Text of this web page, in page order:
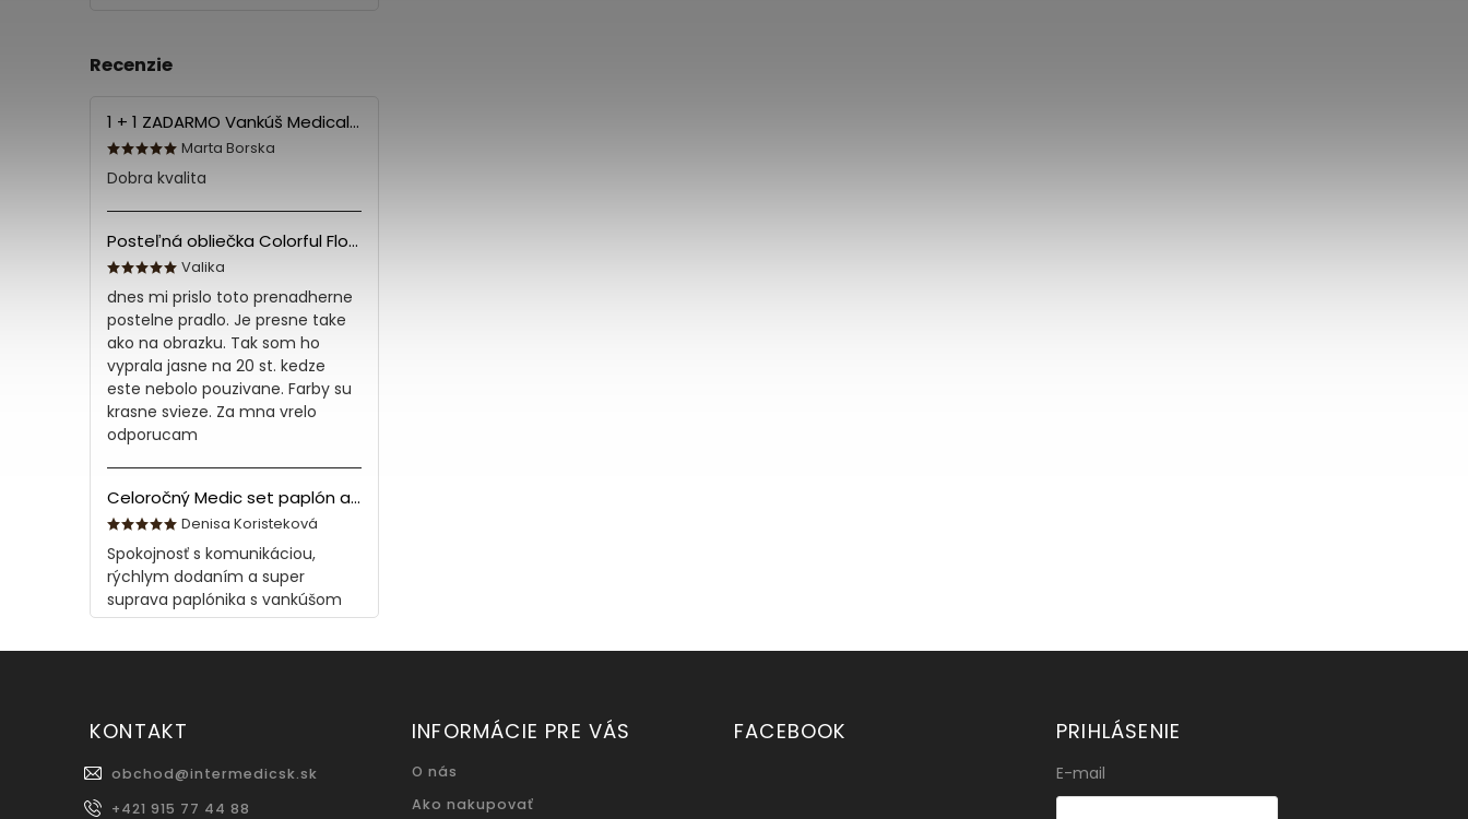
Recenzie
1 + 1 ZADARMO Vankúš Medical 70x90 cm
Marta Borska
Dobra kvalita
Posteľná obliečka Colorful Flowers Modrá 140x200/70x90 cm
Valika
dnes mi prislo toto prenadherne
postelne pradlo. Je presne take
ako na obrazku. Tak som ho
vyprala jasne na 20 st. kedze
este nebolo pouzivane. Farby su
krasne svieze. Za mna vrelo
odporucam
Celoročný Medic set paplón a vankúš z bavlny
Denisa Koristeková
Spokojnosť s komunikáciou,
rýchlym dodaním a super
suprava paplónika s vankúšom
KONTAKT
obchod@intermedicsk.sk
+421 915 77 44 88
INFORMÁCIE PRE VÁS
O nás
Ako nakupovať
FACEBOOK PRIHLÁSENIE
E-mail